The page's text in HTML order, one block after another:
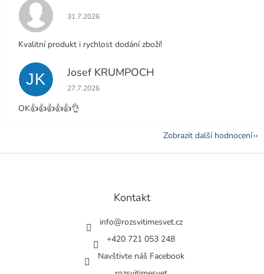
Hodnocení obchodu je 5 z 5 hvězdiček.
31.7.2026
Kvalitní produkt i rychlost dodání zboží!
JK Josef KRUMPOCH
Hodnocení obchodu je 5 z 5 hvězdiček.
27.7.2026
OK👍👍👍👍👍👌
Zobrazit další hodnocení
Z
Kontakt
info@rozsvitimesvet.cz
+420 721 053 248
Navštivte náš Facebook